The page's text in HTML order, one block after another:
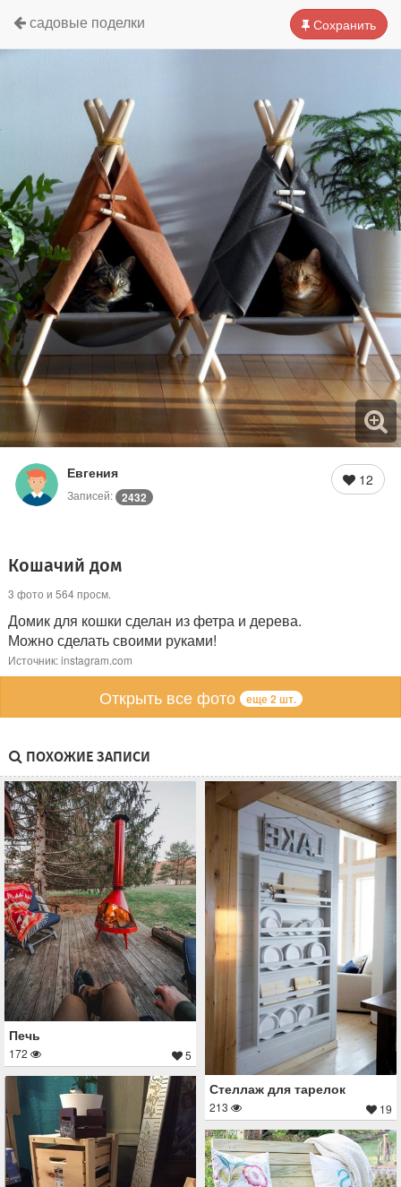
Сохранить
садовые поделки
Евгения
Записей: 2432
12
Кошачий дом
3 фото и 564 просм.
Домик для кошки сделан из фетра и дерева.
Можно сделать своими руками!
Источник: instagram.com
Открыть все фото еще 2 шт.
ПОХОЖИЕ ЗАПИСИ
Печь
172 5
Стеллаж для тарелок
213 19